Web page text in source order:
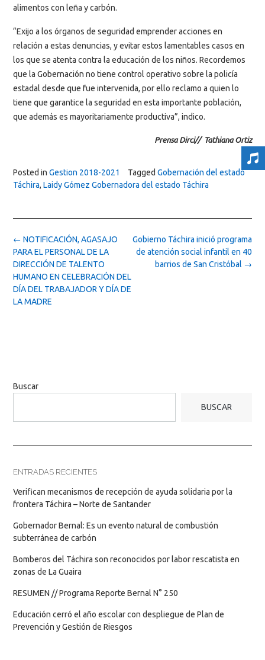
alimentos con leña y carbón.
“Exijo a los órganos de seguridad emprender acciones en
relación a estas denuncias, y evitar estos lamentables casos en
los que se atenta contra la educación de los niños. Recordemos
que la Gobernación no tiene control operativo sobre la policía
estadal desde que fue intervenida, por ello reclamo a quien lo
tiene que garantice la seguridad en esta importante población,
que además es mayoritariamente productiva”, indico.
Prensa Dirci// Tathiana Ortiz
Posted in Gestion 2018-2021 Tagged Gobernación del estado
Táchira, Laidy Gómez Gobernadora del estado Táchira
Post
navigation
Gobierno Táchira inició programa
de atención social infantil en 40
barrios de San Cristóbal →
← NOTIFICACIÓN, AGASAJO
PARA EL PERSONAL DE LA
DIRECCIÓN DE TALENTO
HUMANO EN CELEBRACIÓN DEL
DÍA DEL TRABAJADOR Y DÍA DE
LA MADRE
Buscar
BUSCAR
ENTRADAS RECIENTES
Verifican mecanismos de recepción de ayuda solidaria por la
frontera Táchira – Norte de Santander
Gobernador Bernal: Es un evento natural de combustión
subterránea de carbón
Bomberos del Táchira son reconocidos por labor rescatista en
zonas de La Guaira
RESUMEN // Programa Reporte Bernal N° 250
Educación cerró el año escolar con despliegue de Plan de
Prevención y Gestión de Riesgos